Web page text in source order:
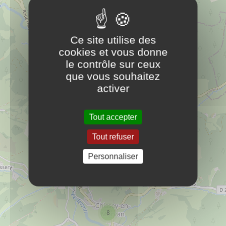
Chissey-en-Morvan
72 84 45 58 30
Commerces et services
Bibliothèque intercommunale Lucenay-
D'INFOS
Boucher Philippe et Servais
Commerces et services
Cantine du RPI Chissey - Lucenay -
Reclesne
PLUS
École 8
Ce site utilise des
cookies et vous donne
le contrôle sur ceux
que vous souhaitez
activer
Tout accepter
Tout refuser
Personnaliser